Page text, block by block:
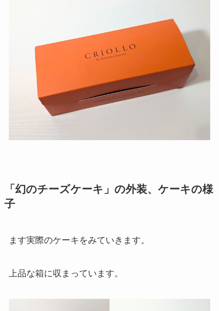
「幻のチーズケーキ」の外装、ケーキの様
子
ます実際のケーキをみていきます。
上品な箱に収まっています。